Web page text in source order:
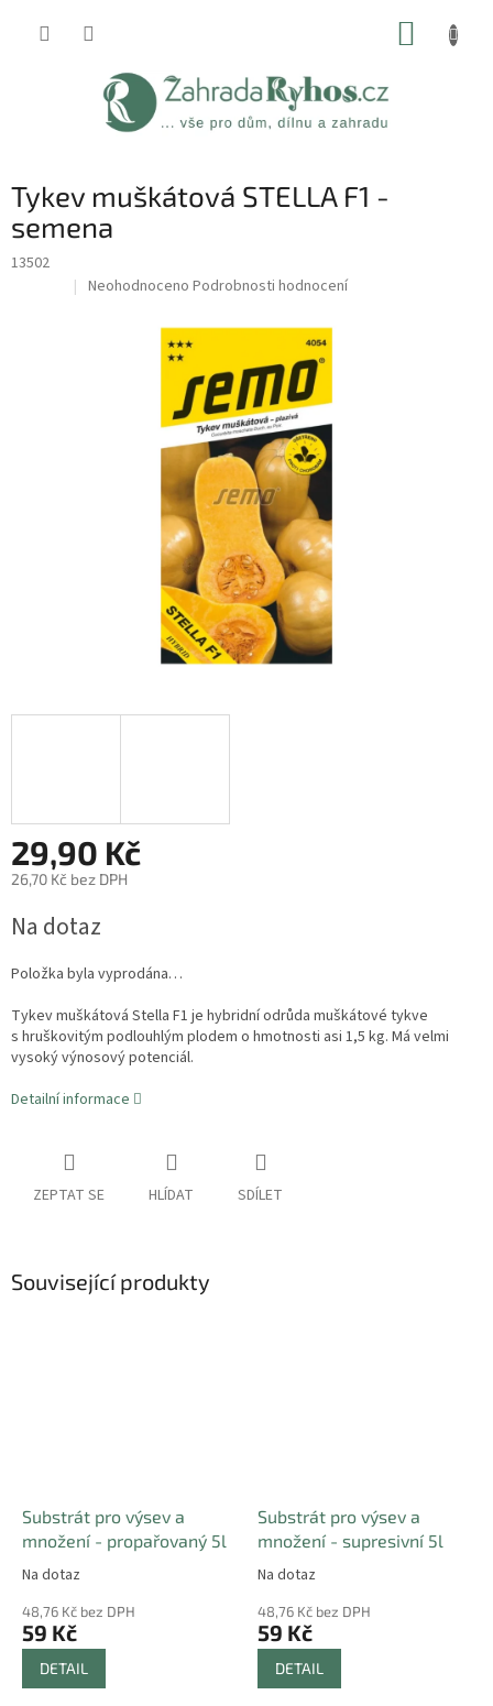
Tykev muškátová STELLA F1 -
semena
13502
Průměrné
Neohodnoceno Podrobnosti hodnocení
29,90 Kč
26,70 Kč bez DPH
cena:
Na dotaz
Položka byla vyprodána…
Tykev muškátová Stella F1 je hybridní odrůda muškátové tykve
s hruškovitým podlouhlým plodem o hmotnosti asi 1,5 kg. Má velmi
vysoký výnosový potenciál.
Detailní informace
ZEPTAT SE HLÍDAT SDÍLET
Související produkty
Substrát pro výsev a
množení - propařovaný 5l
Na dotaz
48,76 Kč bez DPH
59 Kč
DETAIL
Substrát pro výsev a
množení - supresivní 5l
Na dotaz
48,76 Kč bez DPH
59 Kč
DETAIL